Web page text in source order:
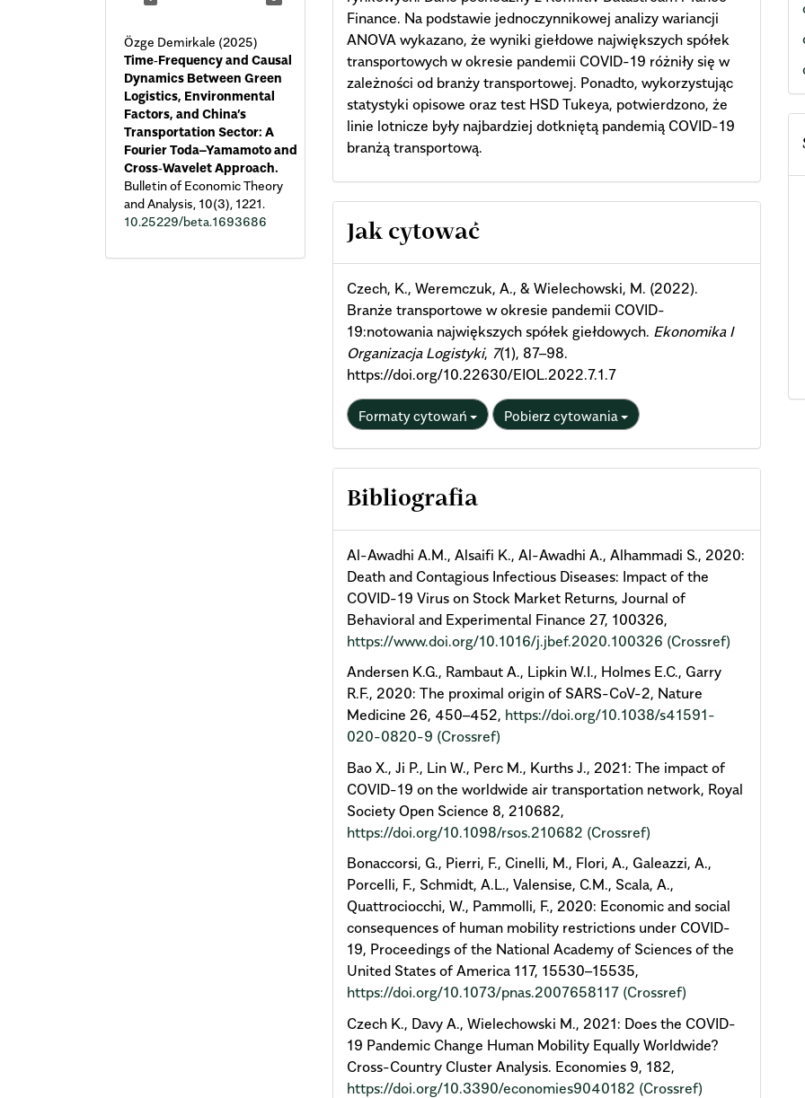
Özge Demirkale (2025)
Time‑Frequency and Causal
Dynamics Between Green
Logistics, Environmental
Factors, and China’s
Transportation Sector: A
Fourier Toda–Yamamoto and
Cross‑Wavelet Approach.
Bulletin of Economic Theory
and Analysis, 10(3), 1221.
10.25229/beta.1693686
Finance. Na podstawie jednoczynnikowej analizy wariancji
ANOVA wykazano, że wyniki giełdowe największych spółek
transportowych w okresie pandemii COVID-19 różniły się w
zależności od branży transportowej. Ponadto, wykorzystując
statystyki opisowe oraz test HSD Tukeya, potwierdzono, że
linie lotnicze były najbardziej dotkniętą pandemią COVID-19
branżą transportową.
Article
Details
Jak cytować
Czech, K., Weremczuk, A., & Wielechowski, M. (2022).
Branże transportowe w okresie pandemii COVID-
19:notowania największych spółek giełdowych. Ekonomika I
Organizacja Logistyki, 7(1), 87–98.
https://doi.org/10.22630/EIOL.2022.7.1.7
Formaty cytowań Pobierz cytowania
Bibliografia
Al-Awadhi A.M., Alsaifi K., Al-Awadhi A., Alhammadi S., 2020:
Death and Contagious Infectious Diseases: Impact of the
COVID-19 Virus on Stock Market Returns, Journal of
Behavioral and Experimental Finance 27, 100326,
https://www.doi.org/10.1016/j.jbef.2020.100326 (Crossref)
Andersen K.G., Rambaut A., Lipkin W.I., Holmes E.C., Garry
R.F., 2020: The proximal origin of SARS-CoV-2, Nature
Medicine 26, 450–452, https://doi.org/10.1038/s41591-
020-0820-9 (Crossref)
Bao X., Ji P., Lin W., Perc M., Kurths J., 2021: The impact of
COVID-19 on the worldwide air transportation network, Royal
Society Open Science 8, 210682,
https://doi.org/10.1098/rsos.210682 (Crossref)
Bonaccorsi, G., Pierri, F., Cinelli, M., Flori, A., Galeazzi, A.,
Porcelli, F., Schmidt, A.L., Valensise, C.M., Scala, A.,
Quattrociocchi, W., Pammolli, F., 2020: Economic and social
consequences of human mobility restrictions under COVID-
19, Proceedings of the National Academy of Sciences of the
United States of America 117, 15530–15535,
https://doi.org/10.1073/pnas.2007658117 (Crossref)
Czech K., Davy A., Wielechowski M., 2021: Does the COVID-
19 Pandemic Change Human Mobility Equally Worldwide?
Cross-Country Cluster Analysis. Economies 9, 182,
https://doi.org/10.3390/economies9040182 (Crossref)